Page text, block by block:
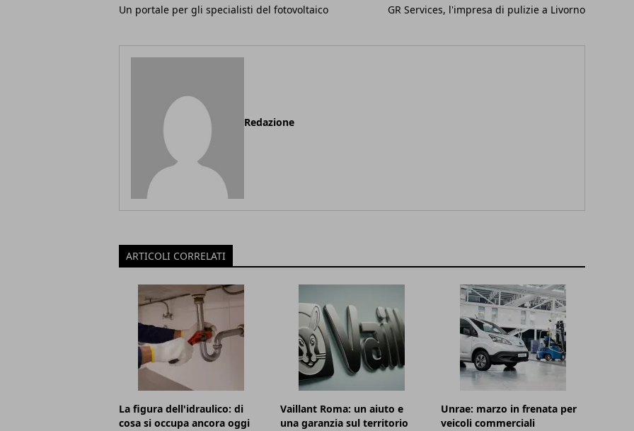
Un portale per gli specialisti del fotovoltaico GR Services, l'impresa di pulizie a Livorno
Redazione
ARTICOLI CORRELATI
La figura dell'idraulico: di
cosa si occupa ancora oggi
Vaillant Roma: un aiuto e
una garanzia sul territorio
Unrae: marzo in frenata per
veicoli commerciali